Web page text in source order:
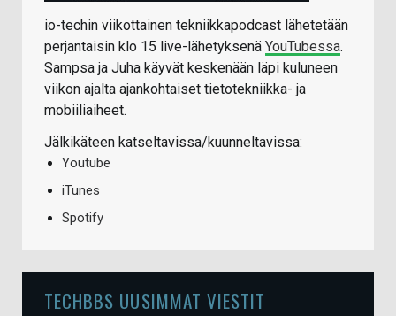
io-techin viikottainen tekniikkapodcast lähetetään
perjantaisin klo 15 live-lähetyksenä YouTubessa.
Sampsa ja Juha käyvät keskenään läpi kuluneen
viikon ajalta ajankohtaiset tietotekniikka- ja
mobiiliaiheet.
Jälkikäteen katseltavissa/kuunneltavissa:
Youtube
iTunes
Spotify
TECHBBS UUSIMMAT VIESTIT